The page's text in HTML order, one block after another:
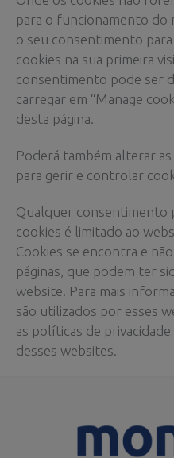
para o funcionamento do
o seu consentimento
cookies na sua primeira
consentimento pode ser
carregar em “Manage
desta página.
Poderá também alterar
para gerir e controlar
Qualquer consentimento
cookies é limitado ao
Cookies se encontra e
páginas, que podem ter
website. Para mais
são utilizados por esses
as políticas de
desses websites.